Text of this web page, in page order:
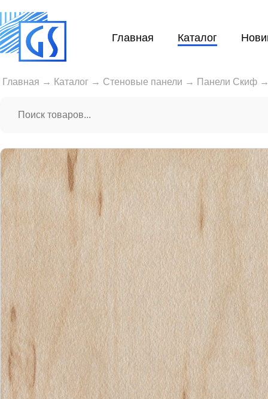
Главная Каталог
Главная → Каталог → Стеновые панели → Панели Скиф